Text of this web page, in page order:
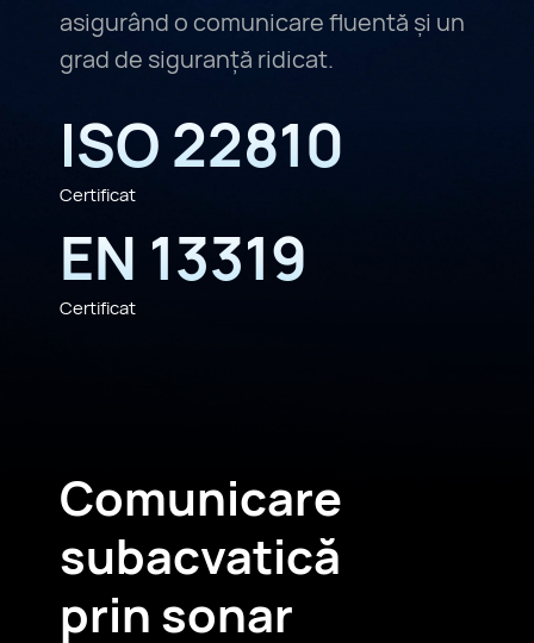
asigurând o comunicare fluentă și un
grad de siguranță ridicat.
ISO 22810
Certificat
EN 13319
Certificat
Comunicare
subacvatică
prin sonar